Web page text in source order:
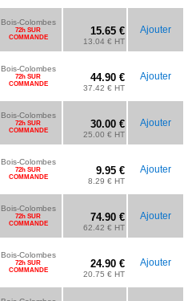
Bois-Colombes
72h SUR
COMMANDE
15.65 €
13.04 € HT
Ajouter
Bois-Colombes
72h SUR
COMMANDE
44.90 €
37.42 € HT
Ajouter
Bois-Colombes
72h SUR
COMMANDE
30.00 €
25.00 € HT
Ajouter
Bois-Colombes
72h SUR
COMMANDE
9.95 €
8.29 € HT
Ajouter
Bois-Colombes
72h SUR
COMMANDE
74.90 €
62.42 € HT
Ajouter
Bois-Colombes
72h SUR
COMMANDE
24.90 €
20.75 € HT
Ajouter